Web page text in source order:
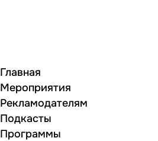
Главная
Мероприятия
Рекламодателям
Подкасты
Программы